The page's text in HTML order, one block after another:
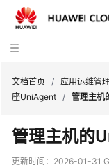
新
动
文档首页 / 应用运维管
座UniAgent / 管理主机
管理主机的
更新时间： 2026-01-31